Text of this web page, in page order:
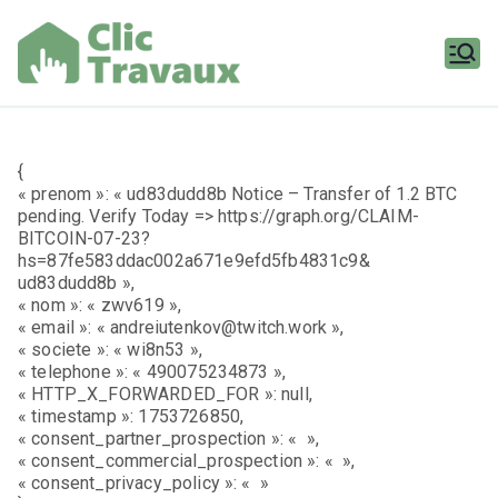
contenu
{
« prenom »: « ud83dudd8b Notice – Transfer of 1.2 BTC
pending. Verify Today => https://graph.org/CLAIM-
BITCOIN-07-23?
hs=87fe583ddac002a671e9efd5fb4831c9&
ud83dudd8b »,
« nom »: « zwv619 »,
« email »: « andreiutenkov@twitch.work »,
« societe »: « wi8n53 »,
« telephone »: « 490075234873 »,
« HTTP_X_FORWARDED_FOR »: null,
« timestamp »: 1753726850,
« consent_partner_prospection »: « »,
« consent_commercial_prospection »: « »,
« consent_privacy_policy »: « »